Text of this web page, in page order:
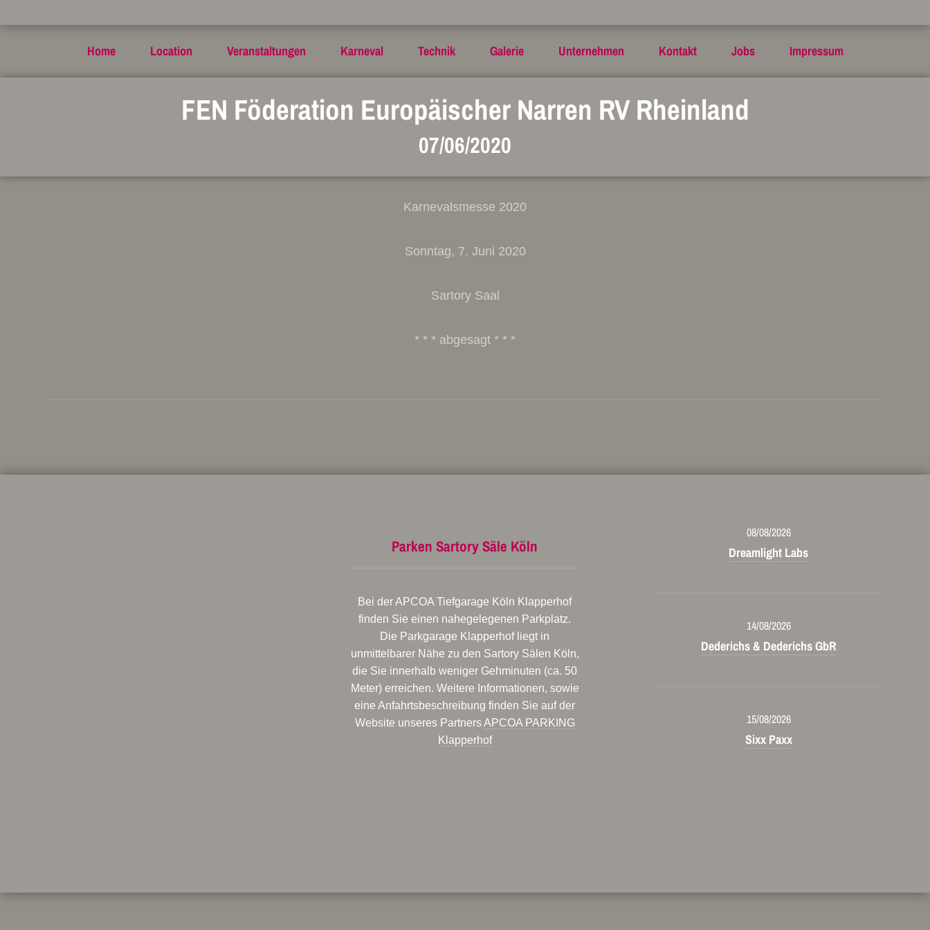
Home Location Veranstaltungen Karneval Technik Galerie Unternehmen Kontakt Jobs Impressum
FEN Föderation Europäischer Narren RV Rheinland
07/06/2020
Karnevalsmesse 2020
Sonntag, 7. Juni 2020
Sartory Saal
* * * abgesagt * * *
Parken Sartory Säle Köln
Bei der APCOA Tiefgarage Köln Klapperhof
finden Sie einen nahegelegenen Parkplatz.
Die Parkgarage Klapperhof liegt in
unmittelbarer Nähe zu den Sartory Sälen Köln,
die Sie innerhalb weniger Gehminuten (ca. 50
Meter) erreichen. Weitere Informationen, sowie
eine Anfahrtsbeschreibung finden Sie auf der
Website unseres PartnersAPCOA PARKING
Klapperhof
08/08/2026
Dreamlight Labs
14/08/2026
Dederichs & Dederichs GbR
15/08/2026
Sixx Paxx